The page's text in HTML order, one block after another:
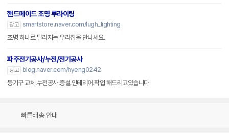
핸드메이드 조명 루라이팅
광고
smartstore.naver.com/lugh_lighting
조명 하나로 달라지는 우리집을 만나세요.
파주전기공사/누전/전기공사
광고
blog.naver.com/hyeng0242
등기구 교체.누전공사.증설.인테리어.작업 해드리고있습니다
빠른배송 안내